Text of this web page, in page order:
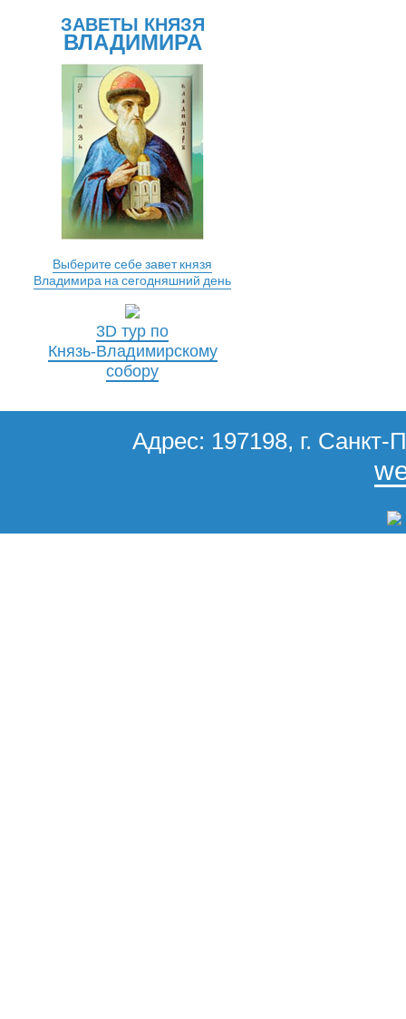
ЗАВЕТЫ КНЯЗЯ
ВЛАДИМИРА
Выберите себе завет князя
Владимира на сегодняшний день
3D тур по
Князь-Владимирскому
собору
Адрес: 197198, г. Санкт-